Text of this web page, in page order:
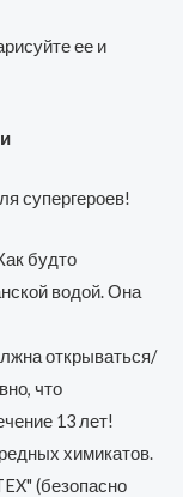
ее и
супергероев!
будто
водой. Она
открываться/
что
13 лет!
химикатов.
(безопасно